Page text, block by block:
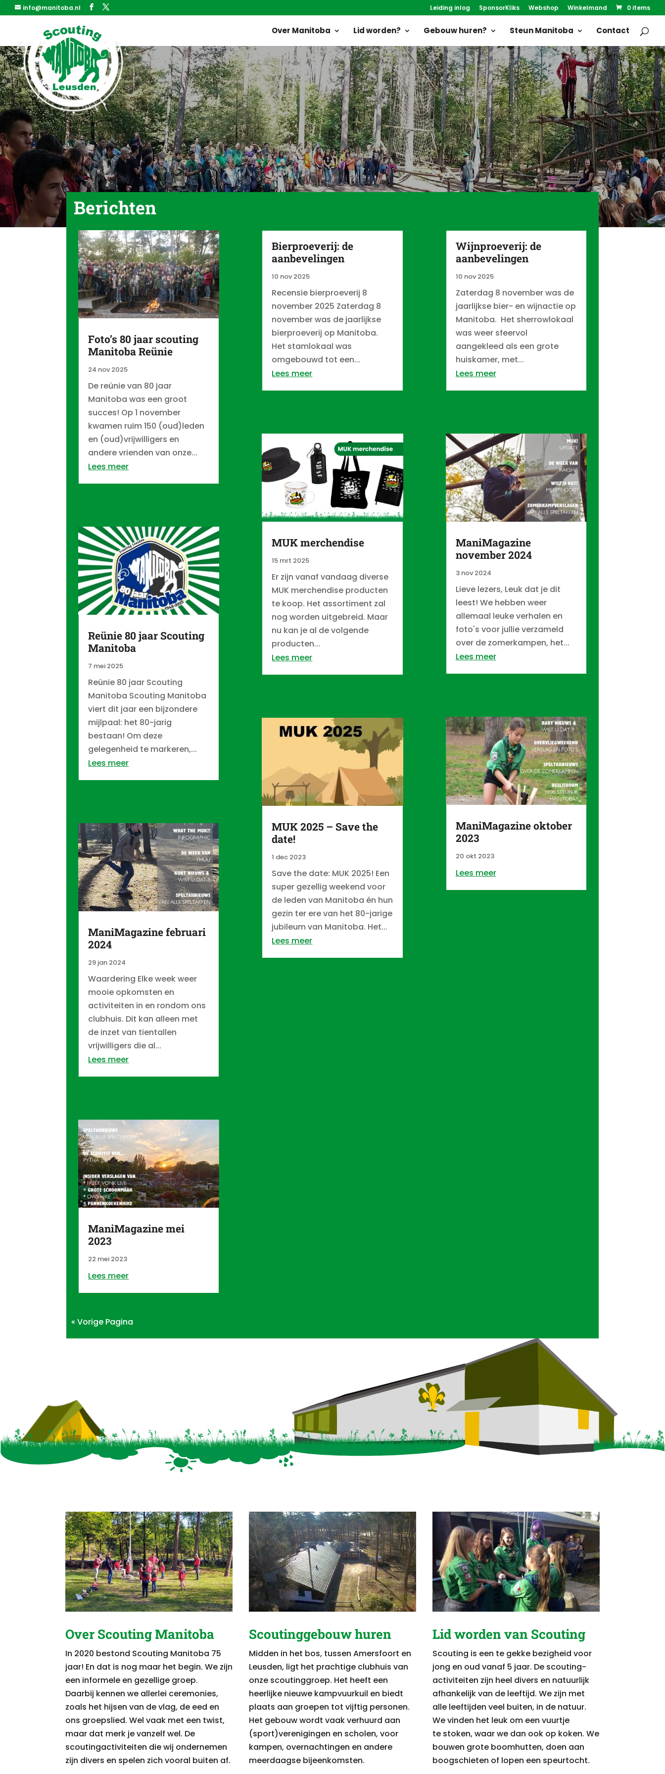
info@manitoba.nl Leiding inlog SponsorKliks Webshop Winkelmand 0 items
Over Manitoba Lid worden? Gebouw huren? Steun Manitoba Contact
Berichten
Foto’s 80 jaar scouting
Manitoba Reünie
24 nov 2025
De reünie van 80 jaar
Manitoba was een groot
succes! Op 1 november
kwamen ruim 150 (oud)leden
en (oud)vrijwilligers en
andere vrienden van onze...
Lees meer
Reünie 80 jaar Scouting
Manitoba
7 mei 2025
Reünie 80 jaar Scouting
Manitoba Scouting Manitoba
viert dit jaar een bijzondere
mijlpaal: het 80-jarig
bestaan! Om deze
gelegenheid te markeren,...
Lees meer
ManiMagazine februari
2024
29 jan 2024
Waardering Elke week weer
mooie opkomsten en
activiteiten in en rondom ons
clubhuis. Dit kan alleen met
de inzet van tientallen
vrijwilligers die al...
Lees meer
ManiMagazine mei
2023
22 mei 2023
Lees meer
Bierproeverij: de
aanbevelingen
10 nov 2025
Recensie bierproeverij 8
november 2025 Zaterdag 8
november was de jaarlijkse
bierproeverij op Manitoba.
Het stamlokaal was
omgebouwd tot een...
Lees meer
MUK merchendise
15 mrt 2025
Er zijn vanaf vandaag diverse
MUK merchendise producten
te koop. Het assortiment zal
nog worden uitgebreid. Maar
nu kan je al de volgende
producten...
Lees meer
MUK 2025 – Save the
date!
1 dec 2023
Save the date: MUK 2025! Een
super gezellig weekend voor
de leden van Manitoba én hun
gezin ter ere van het 80-jarige
jubileum van Manitoba. Het...
Lees meer
Wijnproeverij: de
aanbevelingen
10 nov 2025
Zaterdag 8 november was de
jaarlijkse bier- en wijnactie op
Manitoba. Het sherrowlokaal
was weer sfeervol
aangekleed als een grote
huiskamer, met...
Lees meer
ManiMagazine
november 2024
3 nov 2024
Lieve lezers, Leuk dat je dit
leest! We hebben weer
allemaal leuke verhalen en
foto's voor jullie verzameld
over de zomerkampen, het...
Lees meer
ManiMagazine oktober
2023
20 okt 2023
Lees meer
« Vorige Pagina
Over Scouting Manitoba
In 2020 bestond Scouting Manitoba 75
jaar! En dat is nog maar het begin. We zijn
een informele en gezellige groep.
Daarbij kennen we allerlei ceremonies,
zoals het hijsen van de vlag, de eed en
ons groepslied. Wel vaak met een twist,
maar dat merk je vanzelf wel. De
scoutingactiviteiten die wij ondernemen
zijn divers en spelen zich vooral buiten af.
Scoutinggebouw huren
Midden in het bos, tussen Amersfoort en
Leusden, ligt het prachtige clubhuis van
onze scoutinggroep. Het heeft een
heerlijke nieuwe kampvuurkuil en biedt
plaats aan groepen tot vijftig personen.
Het gebouw wordt vaak verhuurd aan
(sport)verenigingen en scholen, voor
kampen, overnachtingen en andere
meerdaagse bijeenkomsten.
Lid worden van Scouting
Scouting is een te gekke bezigheid voor
jong en oud vanaf 5 jaar. De scouting-
activiteiten zijn heel divers en natuurlijk
afhankelijk van de leeftijd. We zijn met
alle leeftijden veel buiten, in de natuur.
We vinden het leuk om een vuurtje
te stoken, waar we dan ook op koken. We
bouwen grote boomhutten, doen aan
boogschieten of lopen een speurtocht.